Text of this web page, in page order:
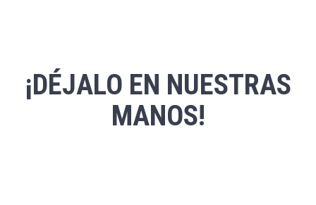
¡DÉJALO EN NUESTRAS
MANOS!